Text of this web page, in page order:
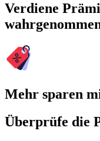
Verdiene
Mehr sparen
Überprüfe die